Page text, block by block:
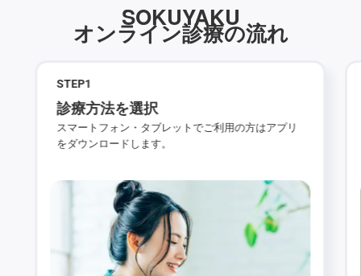
SOKUYAKU
オンライン診療の流れ
STEP1
診療方法を選択
スマートフォン・タブレットでご利用の方はアプリ
をダウンロードします。